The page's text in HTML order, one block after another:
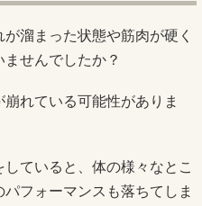
溜まった状態や筋肉が硬く
せんでしたか？
れている可能性がありま
ていると、体の様々なとこ
フォーマンスも落ちてしま